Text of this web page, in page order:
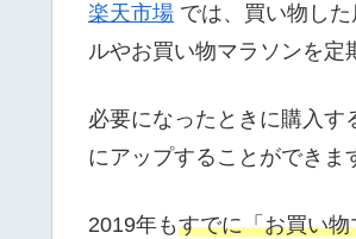
楽天市場 では、買い物し
ルやお買い物マラソンを定
必要になったときに購入す
にアップすることができま
2019年もすでに「お買い